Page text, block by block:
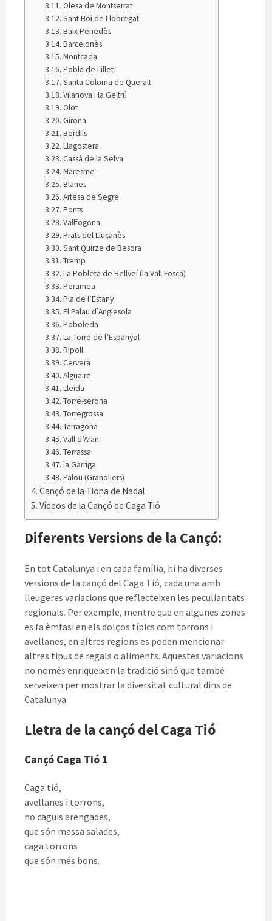
Olesa de Montserrat
Sant Boi de Llobregat
Baix Penedès
Barcelonès
Montcada
Pobla de Lillet
Santa Coloma de Queralt
Vilanova i la Geltrú
Olot
Girona
Bordils
Llagostera
Cassà de la Selva
Maresme
Blanes
Artesa de Segre
Ponts
Vallfogona
Prats del Lluçanès
Sant Quirze de Besora
Tremp
La Pobleta de Bellveí (la Vall Fosca)
Peramea
Pla de l’Estany
El Palau d’Anglesola
Poboleda
La Torre de l’Espanyol
Ripoll
Cervera
Alguaire
Lleida
Torre-serona
Torregrossa
Tarragona
Vall d’Aran
Terrassa
la Garriga
Palou (Granollers)
Cançó de la Tiona de Nadal
Vídeos de la Cançó de Caga Tió
Diferents Versions de la Cançó:
En tot Catalunya i en cada família, hi ha diverses
versions de la cançó del Caga Tió, cada una amb
lleugeres variacions que reflecteixen les peculiaritats
regionals. Per exemple, mentre que en algunes zones
es fa èmfasi en els dolços típics com torrons i
avellanes, en altres regions es poden mencionar
altres tipus de regals o aliments. Aquestes variacions
no només enriqueixen la tradició sinó que també
serveixen per mostrar la diversitat cultural dins de
Catalunya.
Lletra de la cançó del Caga Tió
Cançó Caga Tió 1
Caga tió,
avellanes i torrons,
no caguis arengades,
que són massa salades,
caga torrons
que són més bons.